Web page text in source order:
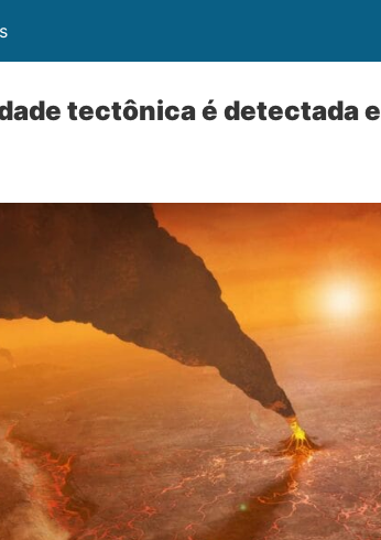
tectônica é detectada